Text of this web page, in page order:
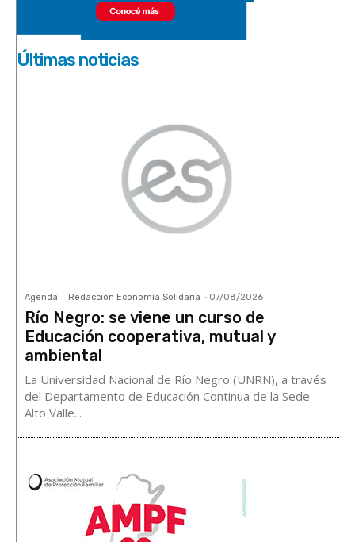
Últimas noticias
Agenda Redacción Economía Solidaria - 07/08/2026
Río Negro: se viene un curso de
Educación cooperativa, mutual y
ambiental
La Universidad Nacional de Río Negro (UNRN), a través
del Departamento de Educación Continua de la Sede
Alto Valle...